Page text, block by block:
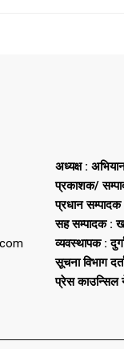
अध्यक्ष :
प्रकाशक/
प्रधान सम्पादक
सह सम्पादक :
व्यवस्थापक :
सूचना विभाग
प्रेस काउन्सिल